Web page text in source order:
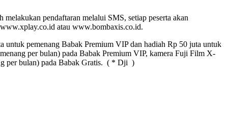
pendaftaran melalui SMS, setiap peserta akan
atau www.bombaxis.co.id.
untuk pemenang Babak Premium VIP dan hadiah Rp 50 juta untuk
per bulan) pada Babak Premium VIP, kamera Fuji Film X-
per bulan) pada Babak Gratis. ( * Dji )